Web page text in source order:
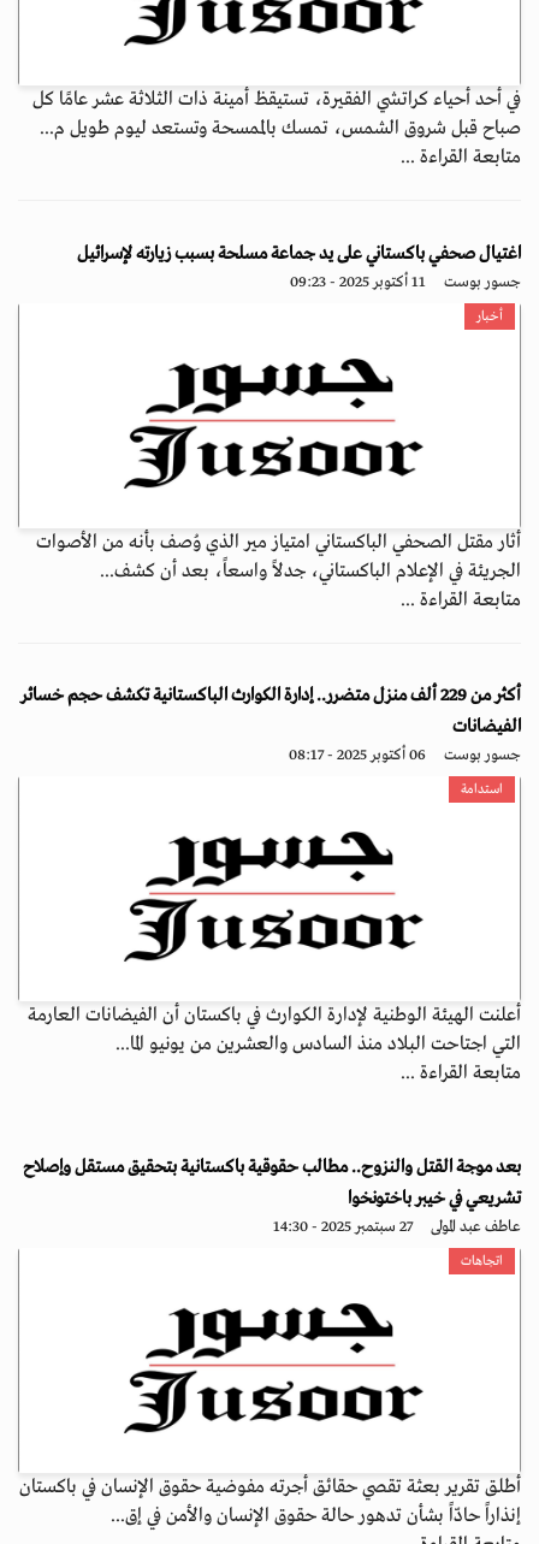
في أحد أحياء كراتشي الفقيرة، تستيقظ أمينة ذات الثلاثة عشر عامًا كل
صباح قبل شروق الشمس، تمسك بالممسحة وتستعد ليوم طويل م...
متابعة القراءة ...
اغتيال صحفي باكستاني على يد جماعة مسلحة بسبب زيارته لإسرائيل
جسور بوست 11 أكتوبر 2025 - 09:23
أخبار
أثار مقتل الصحفي الباكستاني امتياز مير الذي وُصف بأنه من الأصوات
الجريئة في الإعلام الباكستاني، جدلاً واسعاً، بعد أن كشف...
متابعة القراءة ...
أكثر من 229 ألف منزل متضرر.. إدارة الكوارث الباكستانية تكشف حجم خسائر
الفيضانات
جسور بوست 06 أكتوبر 2025 - 08:17
استدامة
أعلنت الهيئة الوطنية لإدارة الكوارث في باكستان أن الفيضانات العارمة
التي اجتاحت البلاد منذ السادس والعشرين من يونيو الما...
متابعة القراءة ...
بعد موجة القتل والنزوح.. مطالب حقوقية باكستانية بتحقيق مستقل وإصلاح
تشريعي في خيبر باختونخوا
عاطف عبد المولى 27 سبتمبر 2025 - 14:30
اتجاهات
أطلق تقرير بعثة تقصي حقائق أجرته مفوضية حقوق الإنسان في باكستان
إنذاراً حادّاً بشأن تدهور حالة حقوق الإنسان والأمن في إق...